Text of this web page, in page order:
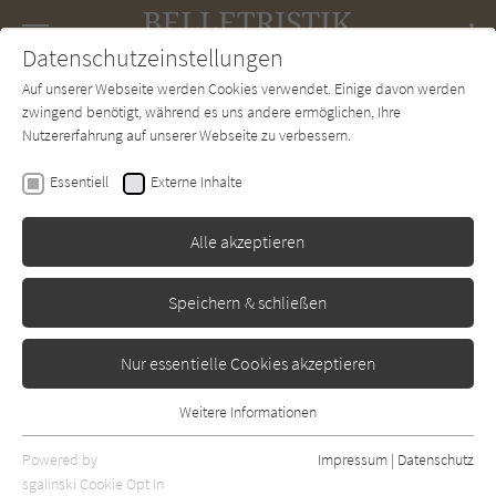
SUCHE Forum Charts Newsletter
Philip Roth
Amerikanisches Idyll
Erschienen: Januar 1998 Bibliogr. Angaben
Datenschutzeinstellungen
Auf unserer Webseite werden Cookies verwendet. Einige davon werden
zwingend benötigt, während es uns andere ermöglichen, Ihre
Nutzererfahrung auf unserer Webseite zu verbessern.
Essentiell Externe Inhalte
Alle akzeptieren
Speichern & schließen
Nur essentielle Cookies akzeptieren
Essentielle Cookies werden für grundlegende Funktionen der
Webseite benötigt. Dadurch ist gewährleistet, dass die Webseite
Weitere Informationen
Powered by
sgalinski Cookie Opt In
Impressum | Datenschutz